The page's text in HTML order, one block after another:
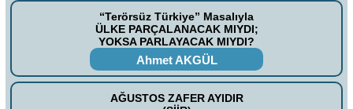
“Terörsüz Türkiye” Masalıyla
ÜLKE PARÇALANACAK MIYDI;
YOKSA PARLAYACAK MIYDI?
Ahmet AKGÜL
AĞUSTOS ZAFER AYIDIR